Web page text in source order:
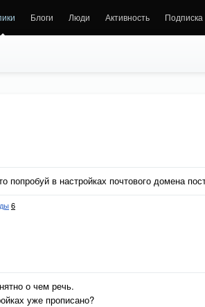
Блоги Люди Активность Подписка
попробуй в настройках почтового домена
6
о чем речь.
уже прописано?